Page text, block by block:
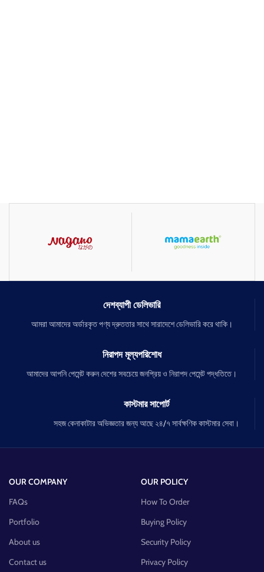
দেশব্যাপী ডেলিভারি
আমরা আমাদের অর্ডারকৃত পণ্য দ্রুততার সাথে সারাদেশে ডেলিভারি করে থাকি।
নিরাপদ মূল্যপরিশোধ
আমাদের আপনি পেমেন্ট করুন দেশের সবচেয়ে জনপ্রিয় ও নিরাপদ পেমেন্ট পদ্ধতিতে।
কাস্টমার সাপোর্ট
সহজ কেনাকাটার অভিজ্ঞতার জন্য আছে ২৪/৭ সার্বক্ষণিক কাস্টমার সেবা।
OUR COMPANY
FAQs
Portfolio
About us
Contact us
OUR POLICY
How To Order
Buying Policy
Security Policy
Privacy Policy